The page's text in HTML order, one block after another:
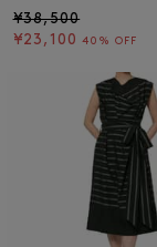
¥38,500
¥23,100 40% OFF